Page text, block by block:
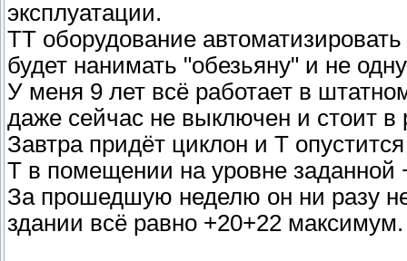
эксплуатации.
ТТ оборудование
будет нанимать "обезьяну" и не
У меня 9 лет всё работает в
даже сейчас не выключен и стоит в
Завтра придёт циклон и Т
Т в помещении на уровне заданной
За прошедшую неделю он ни разу
здании всё равно +20+22 максимум.